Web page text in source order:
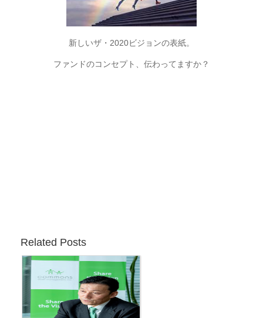
新しいザ・2020ビジョンの表紙。
ファンドのコンセプト、伝わってますか？
Related Posts